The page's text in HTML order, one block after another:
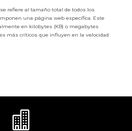
refiere al tamaño total de todos los
una página web específica. Este
en kilobytes (KB) o megabytes
más críticos que influyen en la velocidad
